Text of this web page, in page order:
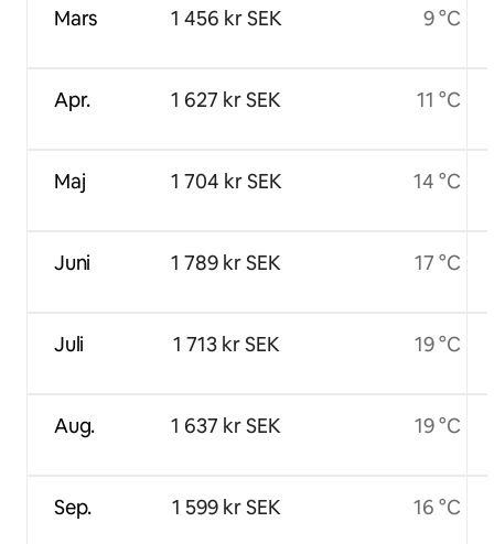
Mars
Apr.
Maj
Juni
Juli
Aug.
Sep.
1 456 kr SEK
1 627 kr SEK
1 704 kr SEK
1 789 kr SEK
1 713 kr SEK
1 637 kr SEK
1 599 kr SEK
9 °C
11 °C
14 °C
17 °C
19 °C
19 °C
16 °C